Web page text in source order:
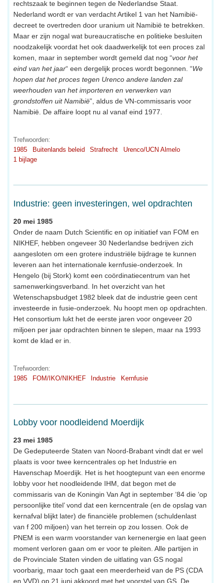
rechtszaak te beginnen tegen de Nederlandse Staat.
Nederland wordt er van verdacht Artikel 1 van het Namibië-
decreet te overtreden door uranium uit Namibië te betrekken.
Maar er zijn nogal wat bureaucratische en politieke besluiten
noodzakelijk voordat het ook daadwerkelijk tot een proces zal
komen, maar in september wordt gemeld dat nog “voor het
eind van het jaar“ een dergelijk proces wordt begonnen. “We
hopen dat het proces tegen Urenco andere landen zal
weerhouden van het importeren en verwerken van
grondstoffen uit Namibië”, aldus de VN-commissaris voor
Namibië. De affaire loopt nu al vanaf eind 1977.
Trefwoorden:
1985
Buitenlands beleid Strafrecht
Urenco/UCN Almelo
1 bijlage
Industrie: geen investeringen, wel opdrachten
20 mei 1985
Onder de naam Dutch Scientific en op initiatief van FOM en
NIKHEF, hebben ongeveer 30 Nederlandse bedrijven zich
aangesloten om een grotere industriële bijdrage te kunnen
leveren aan het internationale kernfusie-onderzoek. In
Hengelo (bij Stork) komt een coördinatiecentrum van het
samenwerkingsverband. In het overzicht van het
Wetenschapsbudget 1982 bleek dat de industrie geen cent
investeerde in fusie-onderzoek. Nu hoopt men op opdrachten.
Het consortium lukt het de eerste jaren voor ongeveer 20
miljoen per jaar opdrachten binnen te slepen, maar na 1993
komt de klad er in.
Trefwoorden:
1985
FOM/IKO/NIKHEF Industrie Kernfusie
Lobby voor noodleidend Moerdijk
23 mei 1985
De Gedeputeerde Staten van Noord-Brabant vindt dat er wel
plaats is voor twee kerncentrales op het Industrie en
Havenschap Moerdijk. Het is het hoogtepunt van een enorme
lobby voor het noodleidende IHM, dat begon met de
commissaris van de Koningin Van Agt in september ‘84 die ‘op
persoonlijke titel’ vond dat een kerncentrale (en de opslag van
kernafval blijkt later) de financiële problemen (schuldenlast
van f 200 miljoen) van het terrein op zou lossen. Ook de
PNEM is een warm voorstander van kernenergie en laat geen
moment verloren gaan om er voor te pleiten. Alle partijen in
de Provinciale Staten vinden de uitlating van GS nogal
voorbarig, maar toch gaat een meerderheid van de PS (CDA
en VVD) op 21 juni akkoord met het voorstel van GS. De